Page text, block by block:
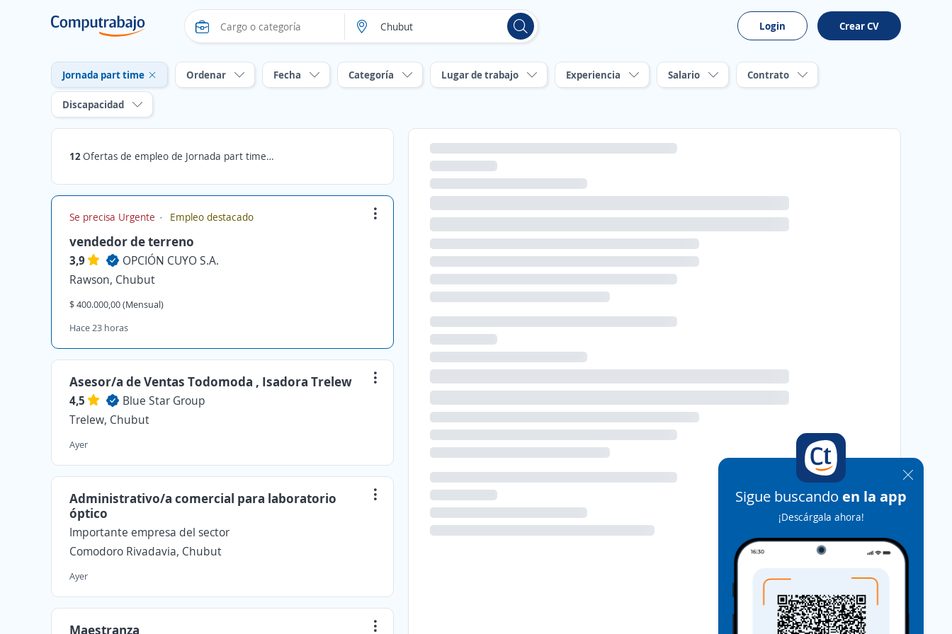
Login Crear CV
Jornada part time Ordenar Fecha Categoría Lugar de trabajo Experiencia Salario Contrato
Discapacidad
12Ofertas de empleo de Jornada part time en Chubut
Se precisa Urgente Empleo destacado
vendedor de terreno
3,9
OPCIÓN CUYO S.A.
Rawson, Chubut
$ 400.000,00 (Mensual)
Hace 23 horas
Asesor/a de Ventas Todomoda , Isadora Trelew
4,5
Blue Star Group
Trelew, Chubut
Ayer
Administrativo/a comercial para laboratorio
óptico
Importante empresa del sector
Comodoro Rivadavia, Chubut
Ayer
Maestranza
Sigue buscando en la app
¡Descárgala ahora!